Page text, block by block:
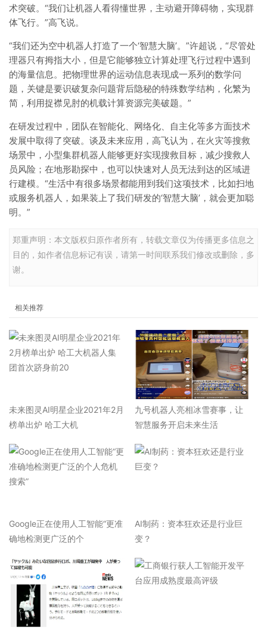
术突破。“我们让机器人看得懂世界，主动避开障碍物，实现群
体飞行。”高飞说。
“我们还为空中机器人打造了一个‘智慧大脑’。”许超说，“尽管处
理器只有拇指大小，但是它能够独立计算处理飞行过程中遇到
的海量信息。把物理世界的运动信息表现成一系列的数学问
题，关键是要识破复杂问题背后隐秘的特殊数学结构，化繁为
简，利用捉襟见肘的机载计算资源完美破题。”
在研发过程中，团队在智能化、网络化、自主化等多方面技术
发展中取得了突破。谈及未来应用，高飞认为，在火灾等搜救
场景中，小型集群机器人能够更好实现搜救目标，减少搜救人
员风险；在地形勘探中，也可以快速对人员无法到达的区域进
行建模。“生活中有很多场景都能用到我们这项技术，比如扫地
或服务机器人，如果装上了我们研发的‘智慧大脑’，就会更加聪
明。”
郑重声明：本文版权归原作者所有，转载文章仅为传播更多信息之
目的，如作者信息标记有误，请第一时间联系我们修改或删除，多
谢。
相关推荐
未来图灵AI明星企业2021年2月
榜单出炉 哈工大机
九号机器人亮相冰雪赛事，让
智慧服务开启未来生活
Google正在使用人工智能“更准
确地检测更广泛的个
AI制药：资本狂欢还是行业巨
变？